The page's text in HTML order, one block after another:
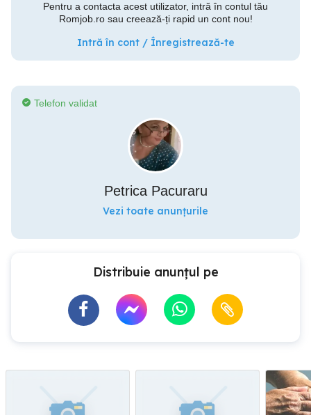
Pentru a contacta acest utilizator, intră în contul tău
Romjob.ro sau creează-ți rapid un cont nou!
Intră în cont / Înregistrează-te
Telefon validat
Petrica Pacuraru
Vezi toate anunțurile
Distribuie anunțul pe